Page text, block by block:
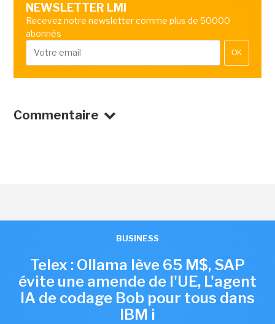
NEWSLETTER LMI
Recevez notre newsletter comme plus de 50000
abonnés
OK
Commentaire
BUSINESS
Telex : Ollama lève 65 M$, SAP
évite une amende de l'UE, L'agent
IA de codage Bob pour tous dans
IBM i